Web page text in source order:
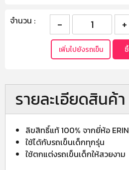
จำนวน :
รายละเอียดสินค้า
ลิขสิทธิ์แท้ 100% จากยี่ห้อ ERIN
ใช้ได้กับรถเข็นเด็กทุกรุ่น
ใช้ตกแต่งรถเข็นเด็กให้สวยงาม